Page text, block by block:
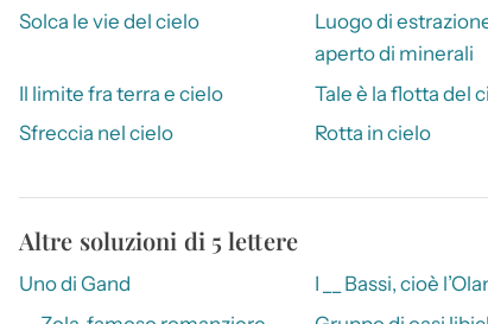
Solca le vie del cielo
Luogo di
aperto di minerali
Il limite fra terra e cielo Tale è la flotta del
Sfreccia nel cielo
Rotta in cielo
Altre soluzioni di 5 lettere
Uno di Gand I __ Bassi, cioè